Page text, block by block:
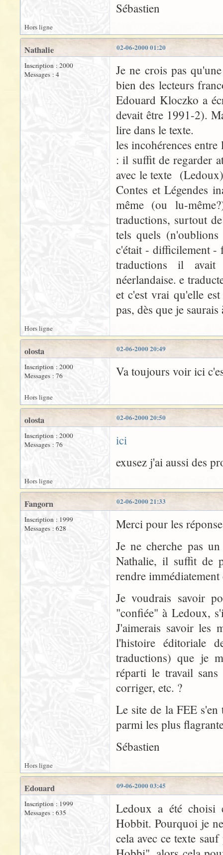
Sébastien
Hors ligne
02-06-2000 01:20
Nathalie
Inscription : 2000
Messages : 4
Je ne crois pas
bien des lecteurs
Edouard Kloczko a
devait être 1991-2).
lire dans le texte.
les incohérences
: il suffit de regarder
avec le texte
Contes et Légendes
même (ou lu-
traductions, surtout
tels quels
c'était - difficilement -
traductions il avait
néerlandaise. e
et c'est vrai qu'elle
pas, dès que je
Hors ligne
02-06-2000 20:49
olosta
Inscription : 2000
Messages : 76
Va toujours voir ici
Hors ligne
02-06-2000 20:50
olosta
Inscription : 2000
Messages : 76
ici
exusez j'ai aussi des
Hors ligne
02-06-2000 21:33
Fangorn
Inscription : 1999
Messages : 628
Merci pour les
Je ne cherche pas
Nathalie, il suffit de
rendre
Je voudrais savoir
"confiée" à Ledoux,
J'aimerais savoir les
l'histoire éditoriale
traductions) que je
réparti le travail
corriger, etc. ?
Le site de la FEE
parmi les plus
Sébastien
Hors ligne
09-06-2000 03:45
Edouard
Inscription : 1999
Messages : 635
Ledoux a été choisi
Hobbit. Pourquoi je
cela avec ce texte